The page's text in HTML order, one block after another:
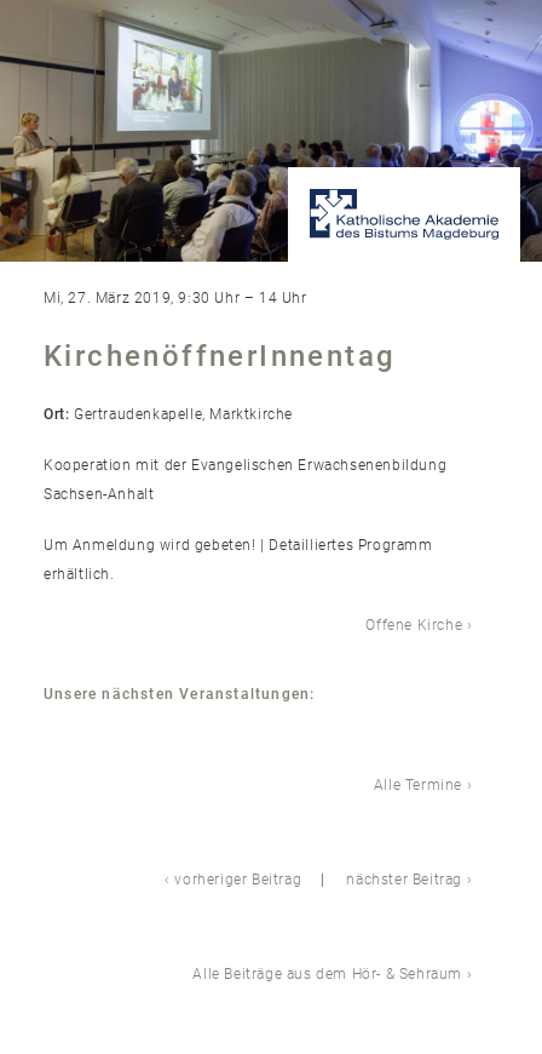
Mi, 27. März 2019, 9:30 Uhr – 14 Uhr
KirchenöffnerInnentag
Ort: Gertraudenkapelle, Marktkirche
Kooperation mit der Evangelischen Erwachsenenbildung
Sachsen-Anhalt
Um Anmeldung wird gebeten! | Detailliertes Programm
erhältlich.
Offene Kirche
Unsere nächsten Veranstaltungen:
Alle Termine
vorheriger Beitrag nächster Beitrag
Alle Beiträge aus dem Hör- & Sehraum